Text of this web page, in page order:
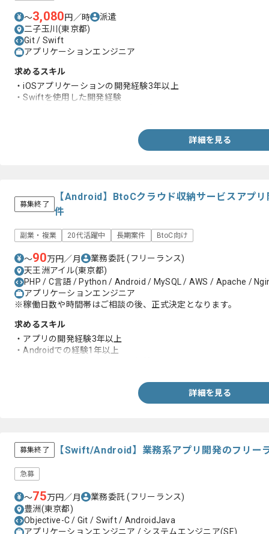
〜3,080円／時
派遣
二子玉川(東京都)
Git / Swift
アプリケーションエンジニア
求めるスキル
・iOSアプリケーションの開発経験3年以上
・Swiftを使用した開発経験
詳細を見る
募集終了
【Android】BtoCクラウド収納サービスアプ
件
副業・複業 20代活躍中 長期案件 BtoC向け
〜90万円／月 業務委託(フリーランス)
天王洲アイル(東京都)
PHP / C言語 / Python / Android / MySQL / AWS / Apache /
アプリケーションエンジニア
※稼働日数や時間帯はご相談の後、正式決定となります。
求めるスキル
・アプリの開発経験3年以上
・Androidでの経験1年以上
詳細を見る
募集終了 【Swift/Android】業務系アプリ開発のフリー
急募
〜75万円／月 業務委託(フリーランス)
豊洲(東京都)
Objective-C / Git / Swift / AndroidJava
アプリケーションエンジニア / システムエンジニア(SE)